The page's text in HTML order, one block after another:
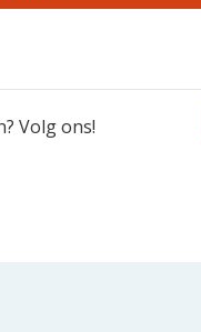
Volg ons!